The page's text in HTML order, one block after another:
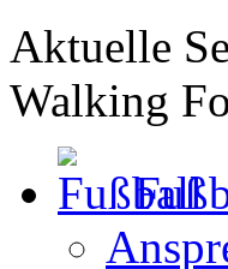
Aktuelle
Walking